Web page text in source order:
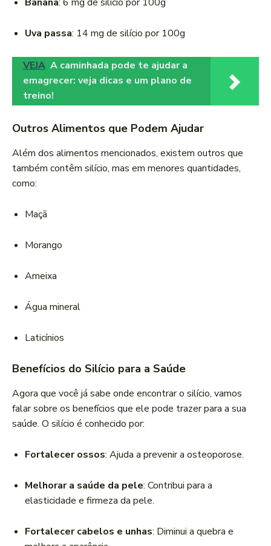
Uva passa: 14 mg de silício por 100g
VEJA A caminhada pode te ajudar a
emagrecer: veja dicas e um plano de
treino!
Outros Alimentos que Podem Ajudar
Além dos alimentos mencionados, existem outros que
também contêm silício, mas em menores quantidades,
como:
Maçã
Morango
Ameixa
Água mineral
Laticínios
Benefícios do Silício para a Saúde
Agora que você já sabe onde encontrar o silício, vamos
falar sobre os benefícios que ele pode trazer para a sua
saúde. O silício é conhecido por:
Fortalecer ossos: Ajuda a prevenir a osteoporose.
Melhorar a saúde da pele: Contribui para a
elasticidade e firmeza da pele.
Fortalecer cabelos e unhas: Diminui a quebra e